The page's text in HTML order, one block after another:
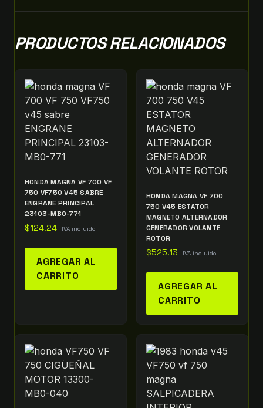
PRODUCTOS RELACIONADOS
HONDA MAGNA VF 700 VF
750 VF750 V45 SABRE
ENGRANE PRINCIPAL
23103-MB0-771
$124.24 IVA incluido
AGREGAR AL
CARRITO
HONDA MAGNA VF 700
750 V45 ESTATOR
MAGNETO ALTERNADOR
GENERADOR VOLANTE
ROTOR
$525.13 IVA incluido
AGREGAR AL
CARRITO